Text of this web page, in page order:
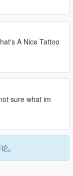
A Nice Tattoo
sure what im
。